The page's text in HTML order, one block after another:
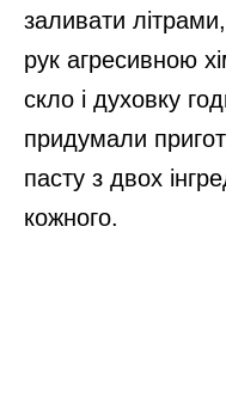
заливати
рук агресивною
скло і духовку
придумали
пасту з двох
кожного.